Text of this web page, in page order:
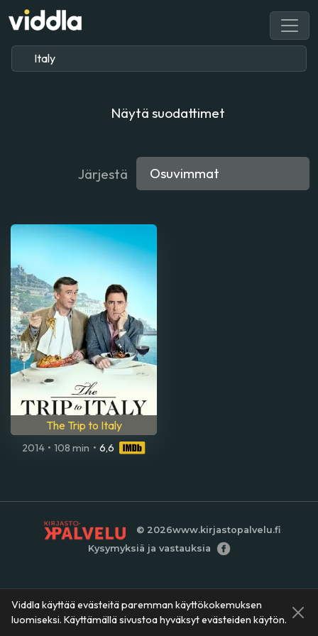
Näytä suodattimet
Järjestä
The Trip to Italy
2014 • 108 min • 6,6
© 2026www.kirjastopalvelu.fi
Kysymyksiä ja vastauksia
Viddla käyttää evästeitä paremman käyttökokemuksen
luomiseksi. Käyttämällä sivustoa hyväksyt evästeiden käytön.